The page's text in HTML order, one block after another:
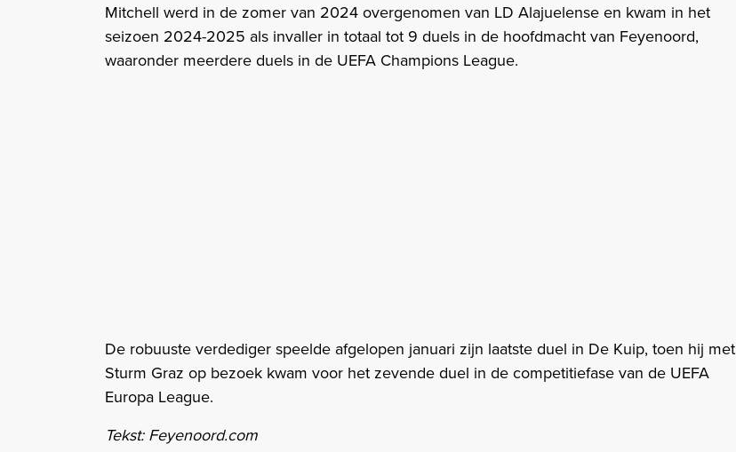
Mitchell werd in de zomer van 2024 overgenomen van LD Alajuelense en kwam in het
seizoen 2024-2025 als invaller in totaal tot 9 duels in de hoofdmacht van Feyenoord,
waaronder meerdere duels in de UEFA Champions League.
De robuuste verdediger speelde afgelopen januari zijn laatste duel in De Kuip, toen hij met
Sturm Graz op bezoek kwam voor het zevende duel in de competitiefase van de UEFA
Europa League.
Tekst: Feyenoord.com